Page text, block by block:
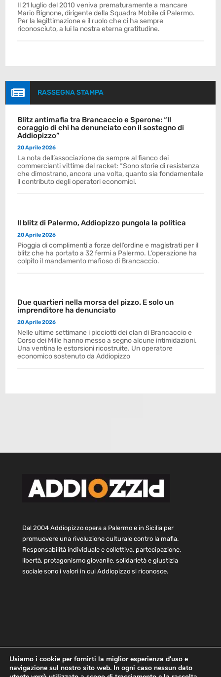
Il 21 luglio del 2010 veniva prematuramente a mancare
Mario Bignone, dirigente della Squadra Mobile di Palermo.
Per la legittimazione e il ruolo che ci ha sempre
riconosciuto, a lui la nostra eterna gratitudine.
 RASSEGNA STAMPA
Blitz antimafia tra Brancaccio e Sperone: “Il
coraggio di chi ha denunciato con il sostegno di
Addiopizzo”
20 Aprile 2026
La nota dell’associazione da sempre al fianco dei
commercianti vittime del racket: “Sono storie di resistenza
che dimostrano, ancora una volta, quanto sia fondamentale
il contributo degli operatori economici.
Il blitz di Palermo, Addiopizzo pungola la politica
20 Aprile 2026
Pioggia di complimenti a forze dell’ordine e magistrati per il
blitz che ha portato a 32 fermi a Palermo. L’operazione ha
colpito il mandamento mafioso di Brancaccio.
Due quartieri nella morsa del pizzo. E solo un
imprenditore ha denunciato
20 Aprile 2026
Nelle ultime settimane i picciotti dei clan di Brancaccio e
Corso dei Mille hanno messo a segno alcune intimidazioni.
Una ventina le estorsioni ricostruite. Un operatore
economico sostenuto da Addiopizzo
Dal 2004 Addiopizzo opera a Palermo e in Sicilia per
promuovere una rivoluzione culturale contro la mafia.
Responsabilità individuale e collettiva, partecipazione,
libertà, protagonismo giovanile, solidarietà e giustizia
sociale sono i valori in cui Addiopizzo si riconosce.
Home Statuto e bilancio
Contatti
Usiamo i cookie per fornirti la miglior esperienza d'uso e
navigazione sul nostro sito web. In ogni caso nessun dato